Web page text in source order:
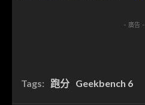
- 廣告 -
Tags: 跑分 Geekbench 6